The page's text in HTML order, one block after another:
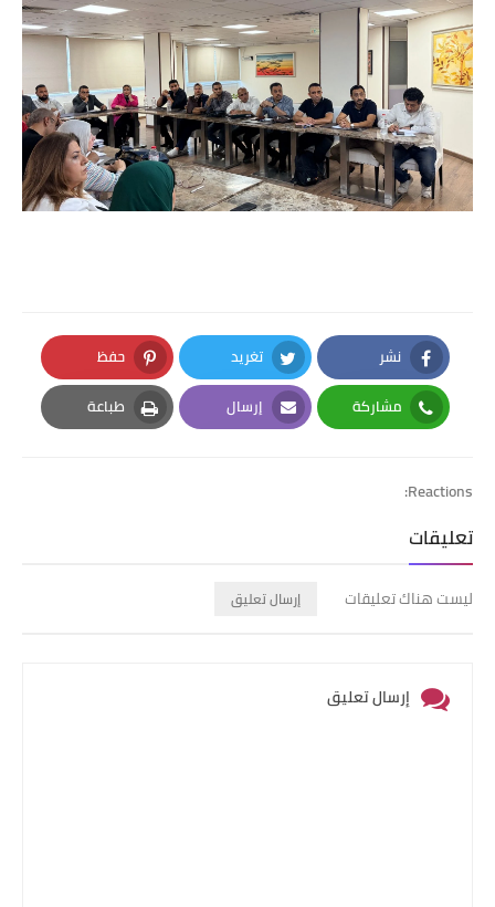
نشر
Facebook
تغريد
Twitter
حفظ
Pinterest
مشاركة
Whatsapp
إرسال
Email
طباعة
Print
Reactions:
تعليقات
ليست هناك تعليقات إرسال تعليق
إرسال تعليق